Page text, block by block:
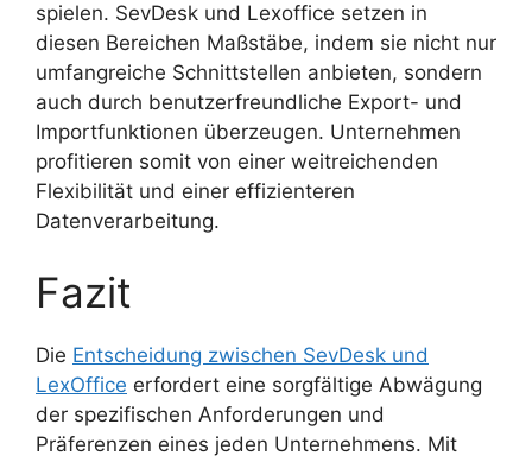
spielen. SevDesk und Lexoffice setzen in
diesen Bereichen Maßstäbe, indem sie nicht nur
umfangreiche Schnittstellen anbieten, sondern
auch durch benutzerfreundliche Export- und
Importfunktionen überzeugen. Unternehmen
profitieren somit von einer weitreichenden
Flexibilität und einer effizienteren
Datenverarbeitung.
Fazit
Die Entscheidung zwischen SevDesk und
LexOffice erfordert eine sorgfältige Abwägung
der spezifischen Anforderungen und
Präferenzen eines jeden Unternehmens. Mit